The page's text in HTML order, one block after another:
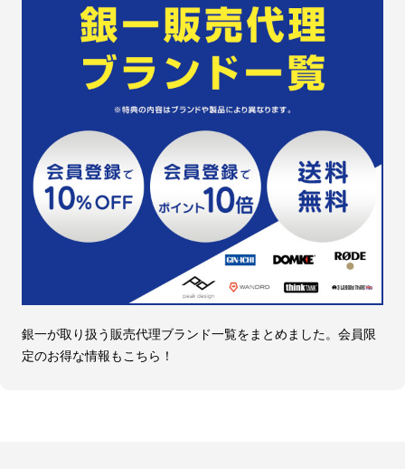
銀一が取り扱う販売代理ブランド一覧をまとめました。会員限
定のお得な情報もこちら！